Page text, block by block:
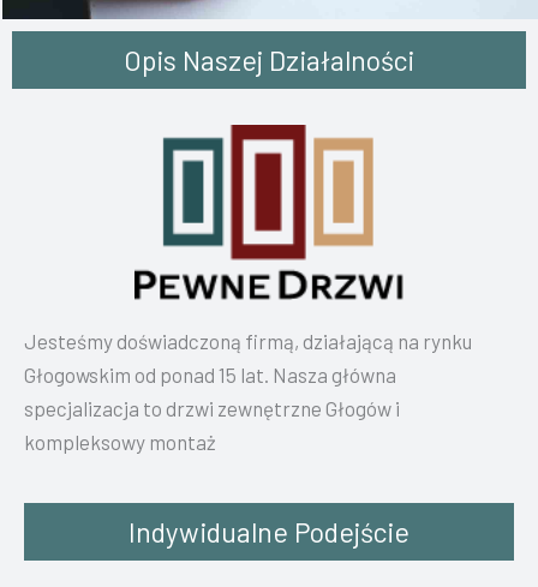
Opis Naszej Działalności
Jesteśmy doświadczoną firmą, działającą na rynku
Głogowskim od ponad 15 lat. Nasza główna
specjalizacja to drzwi zewnętrzne Głogów i
kompleksowy montaż
Indywidualne Podejście